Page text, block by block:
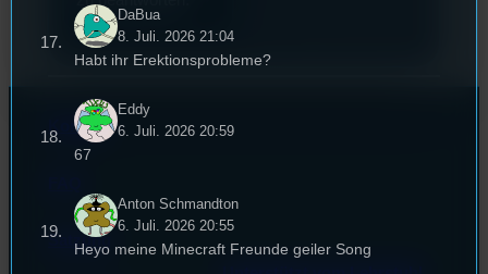
Kontakt
Satzung
DaBua
8. Juli. 2026 21:04
Habt ihr Erektionsprobleme?
Eddy
6. Juli. 2026 20:59
67
Anton Schmandton
6. Juli. 2026 20:55
Heyo meine Minecraft Freunde geiler Song